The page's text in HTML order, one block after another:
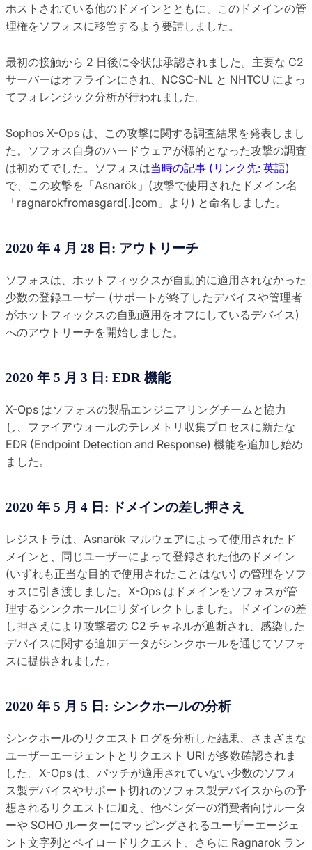
ホストされている他のドメインとともに、このドメインの管
理権をソフォスに移管するよう要請しました。
最初の接触から 2 日後に令状は承認されました。主要な C2
サーバーはオフラインにされ、NCSC-NL と NHTCU によっ
てフォレンジック分析が行われました。
Sophos X-Ops は、この攻撃に関する調査結果を発表しまし
た。ソフォス自身のハードウェアが標的となった攻撃の調査
は初めてでした。ソフォスは当時の記事 (リンク先: 英語)
で、この攻撃を「Asnarök」(攻撃で使用されたドメイン名
「ragnarokfromasgard[.]com」より) と命名しました。
2020 年 4 月 28 日: アウトリーチ
ソフォスは、ホットフィックスが自動的に適用されなかった
少数の登録ユーザー (サポートが終了したデバイスや管理者
がホットフィックスの自動適用をオフにしているデバイス)
へのアウトリーチを開始しました。
2020 年 5 月 3 日: EDR 機能
X-Ops はソフォスの製品エンジニアリングチームと協力
し、ファイアウォールのテレメトリ収集プロセスに新たな
EDR (Endpoint Detection and Response) 機能を追加し始め
ました。
2020 年 5 月 4 日: ドメインの差し押さえ
レジストラは、Asnarök マルウェアによって使用されたド
メインと、同じユーザーによって登録された他のドメイン
(いずれも正当な目的で使用されたことはない) の管理をソフ
ォスに引き渡しました。X-Ops はドメインをソフォスが管
理するシンクホールにリダイレクトしました。ドメインの差
し押さえにより攻撃者の C2 チャネルが遮断され、感染した
デバイスに関する追加データがシンクホールを通じてソフォ
スに提供されました。
2020 年 5 月 5 日: シンクホールの分析
シンクホールのリクエストログを分析した結果、さまざまな
ユーザーエージェントとリクエスト URI が多数確認されま
した。X-Ops は、パッチが適用されていない少数のソフォ
ス製デバイスやサポート切れのソフォス製デバイスからの予
想されるリクエストに加え、他ベンダーの消費者向けルータ
ーや SOHO ルーターにマッピングされるユーザーエージェ
ント文字列とペイロードリクエスト、さらに Ragnarok ラン